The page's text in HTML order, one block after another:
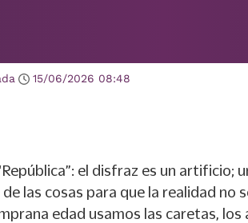
15/06/2026 08:48
el disfraz es un artificio;
las cosas para que la realidad no
edad usamos las caretas, los